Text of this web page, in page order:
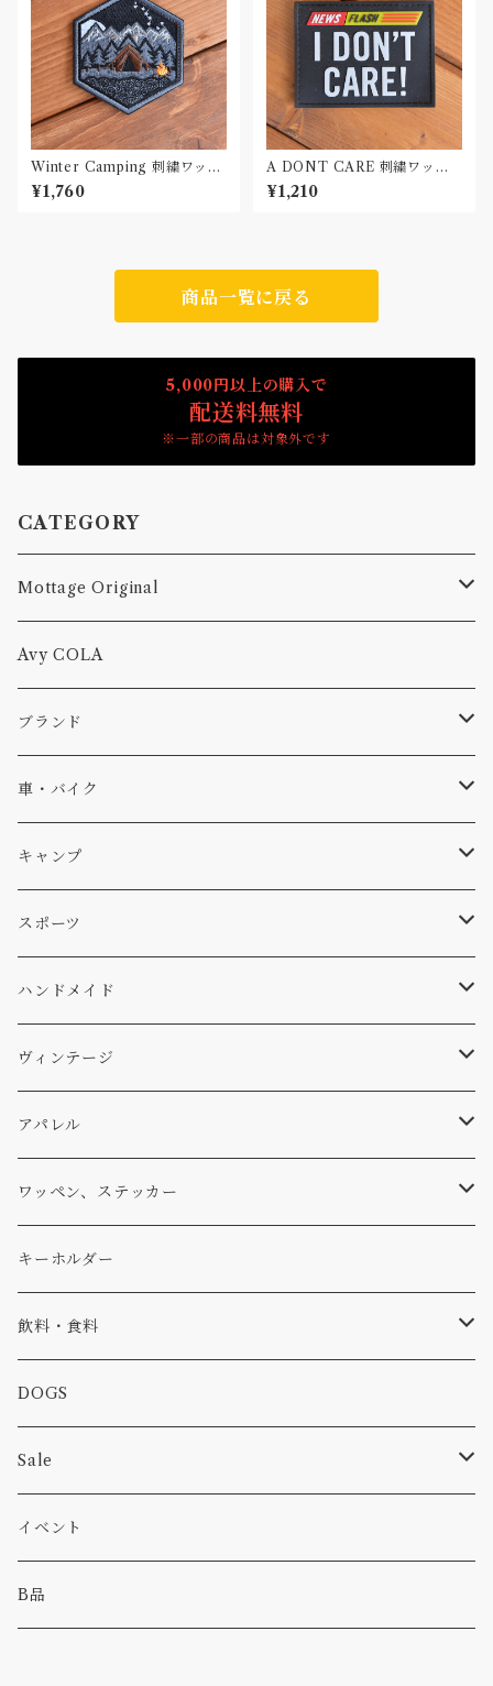
Winter Camping 刺繍ワッペ
ン Patch
¥1,760
A DONT CARE 刺繍ワッペ
ン Patch
¥1,210
商品一覧に戻る
5,000円以上の購入で
配送料無料
※一部の商品は対象外です
CATEGORY
Mottage Original
Tシャツ
キャップ、ニット
ソックス
雑貨
ステッカー
バッグ
パンツ
パーカー・トレーナー
アウター
コラボ
食品
Avy COLA
ブランド
Db
サーフ
スキー
A-Frame
DOGS
WEAR
Four My Self
Ten
アメリカ軍払い下げ
...mura
車・バイク
車外
マット、シート
エアフレッシュナー
小物
ヘルメット
キャンプ
ファニチャー
キッチン
スリーピング
小物
コーヒー
焚き火
スポーツ
サーフ
スキー
ハンドメイド
ステッカー
ワッペン
小物
ヴィンテージ
ワッペン
ステッカー
小物
バイク
カー
アパレル
Tシャツ
キャップ、ニット
バッグ
小物
パンツ
パーカー・トレーナー
ワッペン、ステッカー
ワッペン
ステッカー
ピン
キーホルダー
飲料・食料
コーヒー
食べ物
DOGS
Sale
カー
キャンプ
イベント
B品